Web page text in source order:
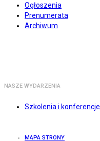
Ogłoszenia
Prenumerata
Archiwum
NASZE WYDARZENIA
Szkolenia i konferencje
MAPA STRONY